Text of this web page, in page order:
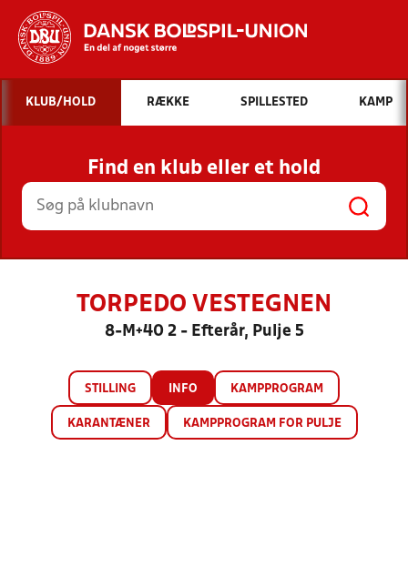
Hvad vil du søge efter?
INDHOLD OG NYHEDER
STILLINGER, RESULTATER, KLUBBER OG
HOLD
KLUB/HOLD RÆKKE SPILLESTED KAMP
Find en klub eller et hold
TORPEDO VESTEGNEN
8-M+40 2 - Efterår, Pulje 5
STILLING INFO KAMPPROGRAM
KARANTÆNER KAMPPROGRAM FOR PULJE